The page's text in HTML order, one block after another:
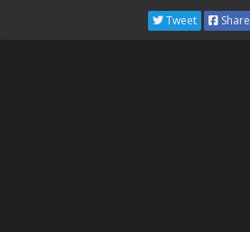
Tweet Share